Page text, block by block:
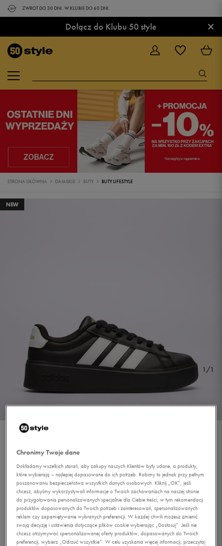
ZWROT DO 30 DNI. W KLUBIE DO 60 DNI.
Dołącz do Klubu 50 style ×
STRONA GŁÓWNA DAMSKIE BUTY BUTY LIFESTYLE
NEW
1/1
5.0 ( 10)
203,99złz Vat
+ 1200 PKT WKLUBIE 50 STYLE
Kolor:czarny
Chronimy Twoje dane
Dokładamy wszelkich starań, aby zakupy naszych Klientów były udane, a produkty,
które wybierają – najlepiej dopasowane do ich potrzeb. Robimy to jednak przy pełnym
poszanowaniu bezpieczeństwa wszystkich danych osobowych. Kliknij „OK”, jeśli
chcesz, abyśmy wykorzystywali informacje o Twoich zachowaniach na naszej stronie
do przygotowania personalizowanych specjalnie dla Ciebie treści, w tym rekomendacji
produktów dopasowanych do Twoich potrzeb i zainteresowań, spersonalizowanych
reklam czy zapamiętywanie wybranych preferencji. W każdej chwili możesz zmienić
swoją decyzję i ustawienia dotyczące plików cookie wybierając „Dostosuj”. Jeśli nie
chcesz otrzymywać spersonalizowanej oferty produktów, dopasowanych do Twoich
preferencji, wybierz „Odrzuć wszystkie”. W celu uzyskania więcej informacji, przeczytaj